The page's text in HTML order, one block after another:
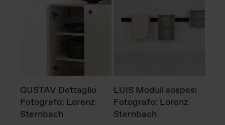
GUSTAV Dettaglio
Fotografo: Lorenz
Sternbach
LUIS Moduli sospesi
Fotografo: Lorenz
Sternbach